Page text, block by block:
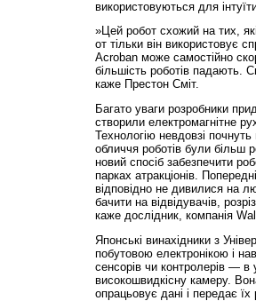
використовуються для
»Цей робот схожий на тих,
от тільки він використовує
Acroban може самостійно
більшість роботів падають.
каже Престон Сміт.
Багато уваги розробники
створили електромагнітне
Технологію невдовзі
обличчя роботів були більш
новий спосіб забезпечити
парках атракціонів.
відповідно не дивилися на
бачити на відвідувачів,
каже дослідник, компанія
Японські винахідники з
побутовою електронікою і
сенсорів чи контролерів — в
високошвидкісну камеру.
опрацьовує дані і передає їх